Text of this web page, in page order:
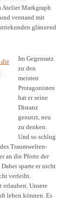
Atelier Markgraph
verstand mit
glänzend
Im Gegensatz
zu den
meisten
Protagonisten
hat er seine
Distanz
genutzt, neu
zu denken.
Und so schlug
Traumwelten-
an die Pforte der
sparte er nicht
verleiht.
erlauben. Unsere
leben können. Es